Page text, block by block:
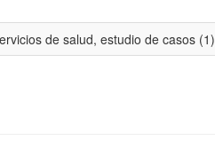
de salud, estudio de casos (1)